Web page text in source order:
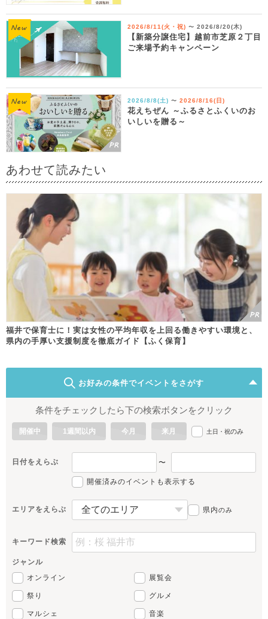
2026/8/11(火・祝) 〜 2026/8/20(木)
【新築分譲住宅】越前市芝原２丁目
ご来場予約キャンペーン
2026/8/8(土) 〜 2026/8/16(日)
花えちぜん ～ふるさとふくいのお
いしいを贈る～
あわせて読みたい
福井で保育士に！実は女性の平均年収を上回る働きやすい環境と、
県内の手厚い支援制度を徹底ガイド【ふく保育】
お好みの条件でイベントをさがす
条件をチェックしたら下の検索ボタンをクリック
開催中 1週間以内 今月 来月 土日・祝のみ
日付をえらぶ 〜
開催済みのイベントも表示する
エリアをえらぶ 県内のみ
キーワード検索
ジャンル
オンライン
展覧会
祭り グルメ
マルシェ 音楽